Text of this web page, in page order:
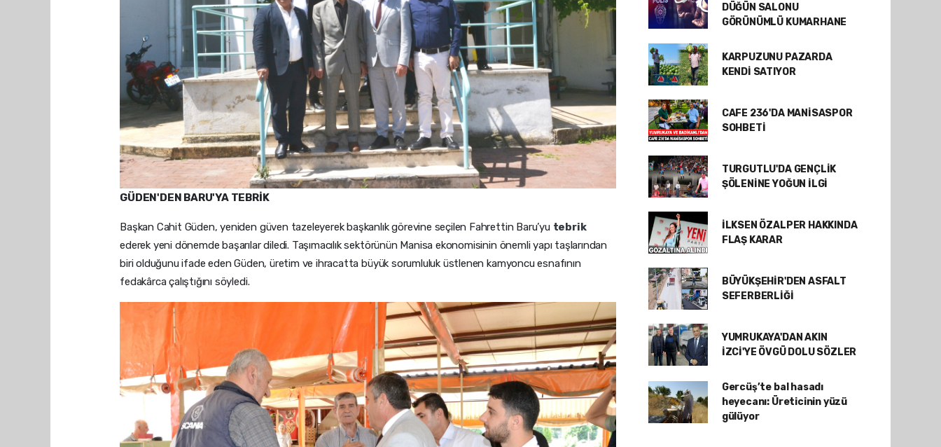
GÜDEN'DEN BARU'YA TEBRİK
Başkan Cahit Güden, yeniden güven tazeleyerek başkanlık görevine seçilen Fahrettin Baru’yu tebrik
ederek yeni dönemde başarılar diledi. Taşımacılık sektörünün Manisa ekonomisinin önemli yapı taşlarından
biri olduğunu ifade eden Güden, üretim ve ihracatta büyük sorumluluk üstlenen kamyoncu esnafının
fedakârca çalıştığını söyledi.
DÜĞÜN SALONU
GÖRÜNÜMLÜ KUMARHANE
KARPUZUNU PAZARDA
KENDİ SATIYOR
CAFE 236'DA MANİSASPOR
SOHBETİ
TURGUTLU'DA GENÇLİK
ŞÖLENİNE YOĞUN İLGİ
İLKSEN ÖZALPER HAKKINDA
FLAŞ KARAR
BÜYÜKŞEHİR'DEN ASFALT
SEFERBERLİĞİ
YUMRUKAYA'DAN AKIN
İZCİ'YE ÖVGÜ DOLU SÖZLER
Gercüş’te bal hasadı
heyecanı: Üreticinin yüzü
gülüyor